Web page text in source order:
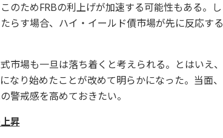
のためFRBの利上げが加速する可能性もある。し
らす場合、ハイ・イールド債市場が先に反応する
市場も一旦は落ち着くと考えられる。とはいえ、
り始めたことが改めて明らかになった。当面、
警戒感を高めておきたい。
昇